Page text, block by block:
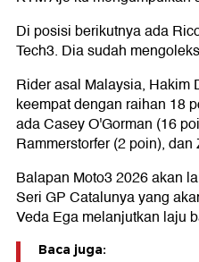
Di posisi berikutnya ada
Tech3. Dia sudah
Rider asal Malaysia, Hakim
keempat dengan raihan 18
ada Casey O'Gorman (16
Rammerstorfer (2 poin),
Balapan Moto3 2026 akan
Seri GP Catalunya yang
Veda Ega melanjutkan laju
Baca juga: